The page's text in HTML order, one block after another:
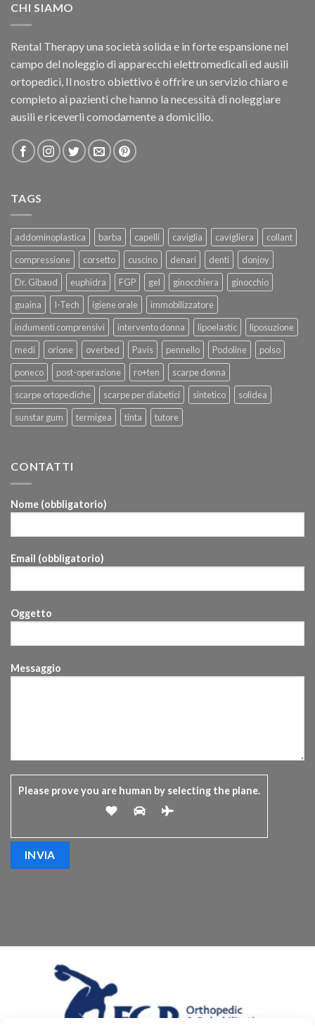
CHI SIAMO
Rental Therapy una società solida e in forte espansione nel
campo del noleggio di apparecchi elettromedicali ed ausili
ortopedici, Il nostro obiettivo è offrire un servizio chiaro e
completo ai pazienti che hanno la necessità di noleggiare
ausili e riceverli comodamente a domicilio.
TAGS
addominoplastica barba capelli caviglia cavigliera
collant
compressione
corsetto cuscino denari denti
donjoy
Dr. Gibaud
euphidra FGP gel ginocchiera
ginocchio
guaina
I-Tech igiene orale
immobilizzatore
indumenti comprensivi
intervento donna lipoelastic
liposuzione
medi
orione overbed Pavis pennello Podoline
polso
poneco
post-operazione ro+ten
scarpe donna
scarpe ortopediche
scarpe per diabetici sintetico
solidea
sunstar gum
termigea tinta tutore
CONTATTI
Nome (obbligatorio)
Email (obbligatorio)
Oggetto
Messaggio
Please prove you are human by selecting the plane.